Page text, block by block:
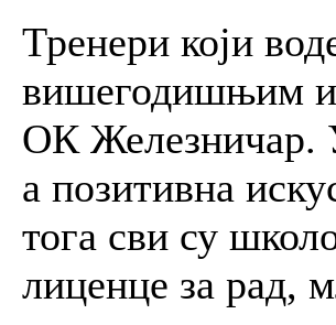
Тренери који
вишегодишњим
ОК Железничар.
а позитивна
тога сви су
лиценце за рад,